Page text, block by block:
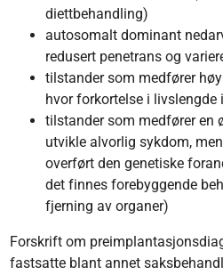
diettbehandling)
autosomalt dominant
redusert penetrans og
tilstander som medfører
hvor forkortelse i livslengde
tilstander som medfører en
utvikle alvorlig sykdom,
overført den genetiske
det finnes forebyggende
fjerning av organer)
Forskrift om
fastsatte blant annet